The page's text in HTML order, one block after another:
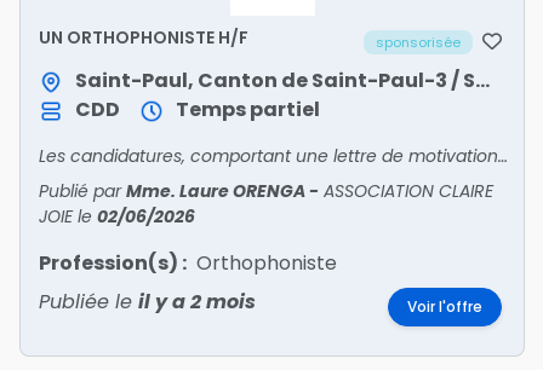
UN ORTHOPHONISTE H/F sponsorisée
Saint-Paul, Canton de Saint-Paul-3 / Saint-Paul
CDD
Temps partiel
Les candidatures, comportant une lettre de motivation détaillée et un CV, sont à faire parvenir à la Cheffe de service du CRA, à l'attention de Marie GUILLEMOT, par email à l'adresse suivante :
Publié parMme. Laure ORENGA- ASSOCIATION CLAIRE
JOIEle 02/06/2026
Profession(s) : Orthophoniste
Publiée le il y a 2 mois Voir l'offre